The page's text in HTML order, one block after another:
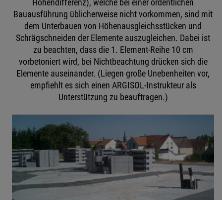
Höhendifferenz), welche bei einer ordentlichen
Bauausführung üblicherweise nicht vorkommen, sind mit
dem Unterbauen von Höhenausgleichsstücken und
Schrägschneiden der Elemente auszugleichen. Dabei ist
zu beachten, dass die 1. Element-Reihe 10 cm
vorbetoniert wird, bei Nichtbeachtung drücken sich die
Elemente auseinander. (Liegen große Unebenheiten vor,
empfiehlt es sich einen ARGISOL-Instrukteur als
Unterstützung zu beauftragen.)